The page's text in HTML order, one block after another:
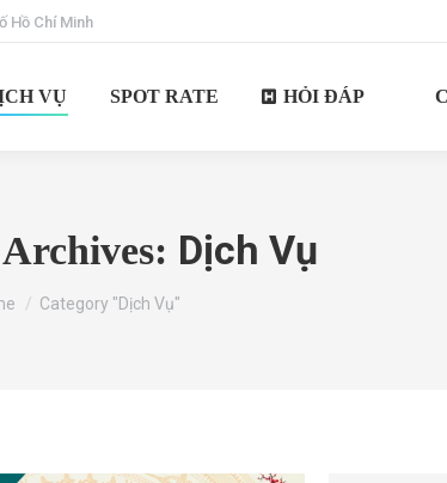
Hồ Chí Minh
VỤ SPOT RATE HỎI ĐÁP
Dịch Vụ
here:
Category "Dịch Vụ"